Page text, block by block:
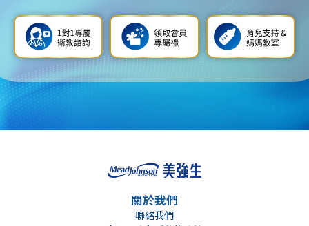
關於我們
聯絡我們